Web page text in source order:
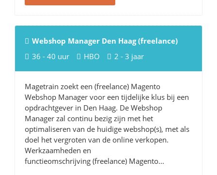
Webshop Manager Den Haag (freelance)
36 - 40 uur
HBO 2 - 3 jaar
Magetrain zoekt een (freelance) Magento
Webshop Manager voor een tijdelijke klus bij een
opdrachtgever in Den Haag. De Webshop
Manager zal continu bezig zijn met het
optimaliseren van de huidige webshop(s), met als
doel het vergroten van de online verkopen.
Werkzaamheden en
functieomschrijving (freelance) Magento...